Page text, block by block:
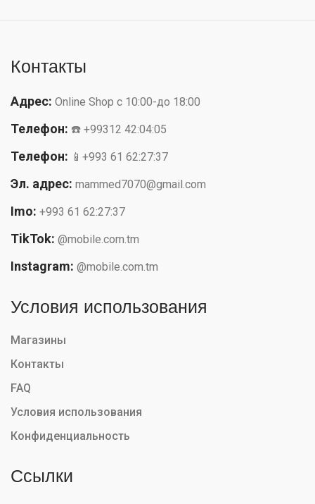
Контакты
Адрес: Online Shop с 10:00-до 18:00
Телефон: ☎️ +99312 42:04:05
Телефон: 📱+993 61 62:27:37
Эл. адрес: mammed7070@gmail.com
Imo: +993 61 62:27:37
TikTok: @mobile.com.tm
Instagram: @mobile.com.tm
Условия использования
Магазины
Контакты
FAQ
Условия использования
Конфиденциальность
Ссылки